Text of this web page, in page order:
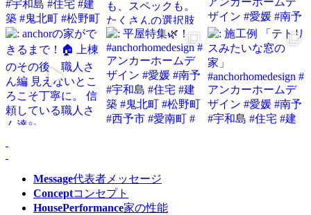
Message代表者メッセージ
Conceptコンセプト
HousePerformance家の性能